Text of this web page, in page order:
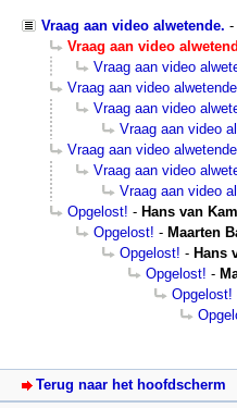
Vraag aan video alwetende. -
Vraag aan video
Vraag aan video
Vraag aan video alwetende.
Vraag aan video
Vraag aan video
Vraag aan video alwetende.
Vraag aan video
Vraag aan video
Opgelost! - Hans van
Opgelost! - Maarten
Opgelost! - Hans
Opgelost! -
Opgelost!
Terug naar het hoofdscherm